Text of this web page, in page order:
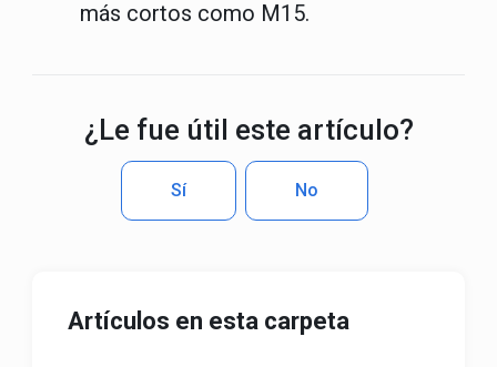
más cortos como M15.
¿Le fue útil este artículo?
No
Sí
Artículos en esta carpeta